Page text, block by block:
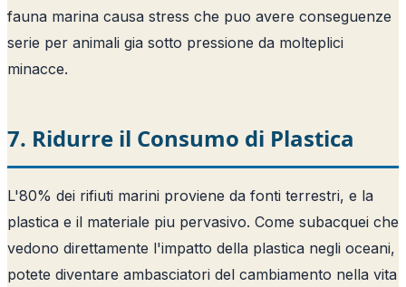
fauna marina causa stress che puo avere conseguenze
serie per animali gia sotto pressione da molteplici
minacce.
7. Ridurre il Consumo di Plastica
L'80% dei rifiuti marini proviene da fonti terrestri, e la
plastica e il materiale piu pervasivo. Come subacquei che
vedono direttamente l'impatto della plastica negli oceani,
potete diventare ambasciatori del cambiamento nella vita